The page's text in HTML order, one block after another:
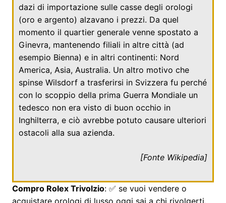
dazi di importazione sulle casse degli orologi
(oro e argento) alzavano i prezzi. Da quel
momento il quartier generale venne spostato a
Ginevra, mantenendo filiali in altre città (ad
esempio Bienna) e in altri continenti: Nord
America, Asia, Australia. Un altro motivo che
spinse Wilsdorf a trasferirsi in Svizzera fu perché
con lo scoppio della prima Guerra Mondiale un
tedesco non era visto di buon occhio in
Inghilterra, e ciò avrebbe potuto causare ulteriori
ostacoli alla sua azienda.
[Fonte Wikipedia]
Compro Rolex Trivolzio: ✅ se vuoi vendere o
acquistare orologi di lusso oggi sai a chi rivolgerti.